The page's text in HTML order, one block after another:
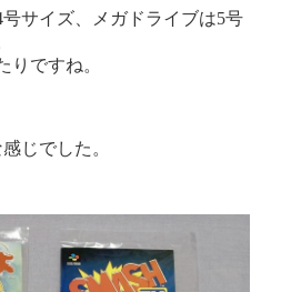
サイズ、メガドライブは5号
りですね。
じでした。